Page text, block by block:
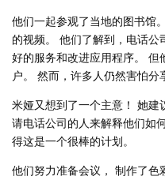
他们一起参观了当地的图书馆
的视频。 他们了解到，电话
好的服务和改进应用程序。 但
户。 然而，许多人仍然害怕分
米娅又想到了一个主意！ 她建
请电话公司的人来解释他们如
得这是一个很棒的计划。
他们努力准备会议， 制作了色